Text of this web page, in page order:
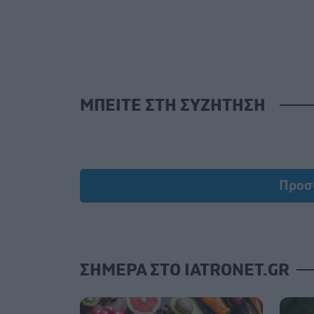
ΜΠΕΙΤΕ ΣΤΗ ΣΥΖΗΤΗΣΗ
ΣΗΜΕΡΑ ΣΤΟ IATRONET.GR